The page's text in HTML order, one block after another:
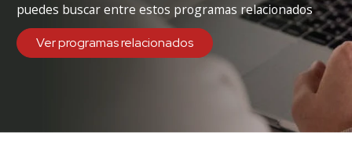
puedes buscar entre estos programas relacionados
Ver programas relacionados